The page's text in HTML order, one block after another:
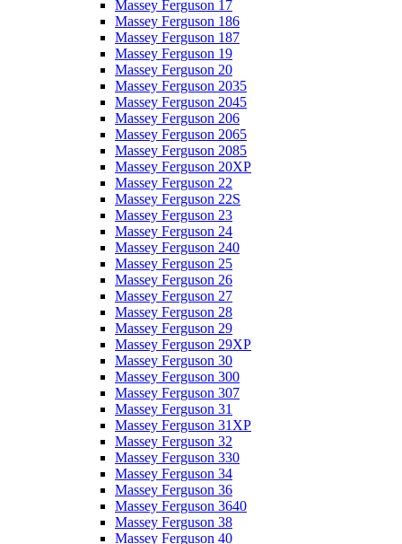
Massey Ferguson 17
Massey Ferguson 186
Massey Ferguson 187
Massey Ferguson 19
Massey Ferguson 20
Massey Ferguson 2035
Massey Ferguson 2045
Massey Ferguson 206
Massey Ferguson 2065
Massey Ferguson 2085
Massey Ferguson 20XP
Massey Ferguson 22
Massey Ferguson 22S
Massey Ferguson 23
Massey Ferguson 24
Massey Ferguson 240
Massey Ferguson 25
Massey Ferguson 26
Massey Ferguson 27
Massey Ferguson 28
Massey Ferguson 29
Massey Ferguson 29XP
Massey Ferguson 30
Massey Ferguson 300
Massey Ferguson 307
Massey Ferguson 31
Massey Ferguson 31XP
Massey Ferguson 32
Massey Ferguson 330
Massey Ferguson 34
Massey Ferguson 36
Massey Ferguson 3640
Massey Ferguson 38
Massey Ferguson 40